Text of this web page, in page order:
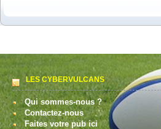
LES CYBERVULCANS
Qui sommes-nous ?
Contactez-nous
Faites votre pub ici